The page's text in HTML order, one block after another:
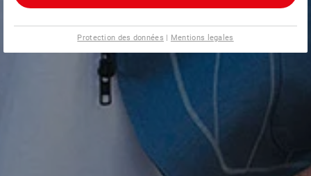
Protection des données | Mentions legales